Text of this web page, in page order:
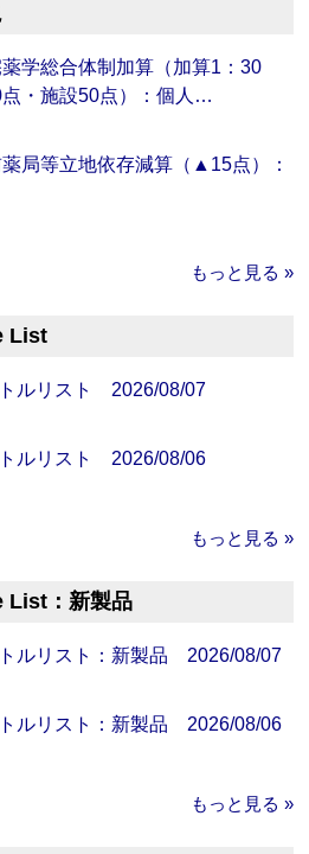
薬学総合体制加算（加算1：30
・施設50点）：個人…
薬局等立地依存減算（▲15点）：
もっと見る »
List
ルリスト 2026/08/07
ルリスト 2026/08/06
もっと見る »
List：新製品
ルリスト：新製品 2026/08/07
ルリスト：新製品 2026/08/06
もっと見る »